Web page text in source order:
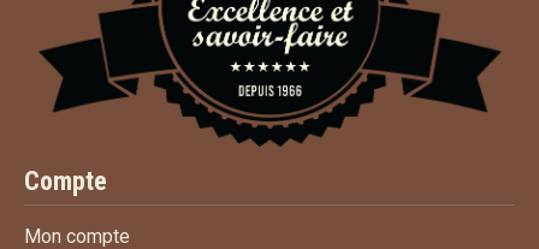
Compte
Mon compte